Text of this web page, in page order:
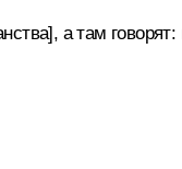
а там